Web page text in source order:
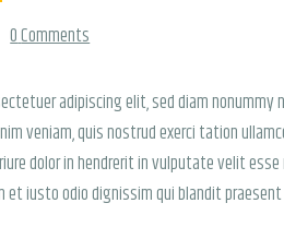
0Comments
adipiscing elit, sed diam
veniam, quis nostrud exerci tation
dolor in hendrerit in vulputate velit
et iusto odio dignissim qui blandit